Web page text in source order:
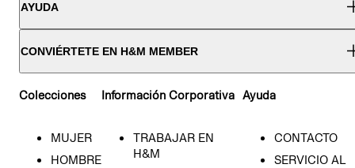
AYUDA
CONVIÉRTETE EN H&M MEMBER
Colecciones
MUJER
HOMBRE
Información Corporativa
TRABAJAR EN
H&M
Ayuda
CONTACTO
SERVICIO AL